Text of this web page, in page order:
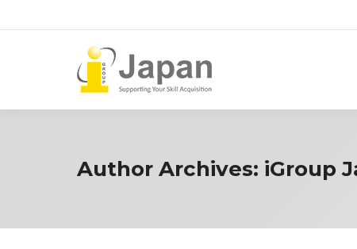
Author Archives: iGroup